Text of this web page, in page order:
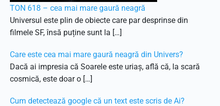
TON 618 – cea mai mare gaură neagră
Universul este plin de obiecte care par desprinse din
filmele SF, însă puține sunt la […]
Care este cea mai mare gaură neagră din Univers?
Dacă ai impresia că Soarele este uriaș, află că, la scară
cosmică, este doar o […]
Cum detectează google că un text este scris de Ai?